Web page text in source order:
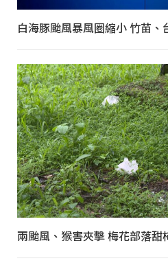
白海豚颱風暴風圈縮小 竹苗、
兩颱風、猴害夾擊 梅花部落甜